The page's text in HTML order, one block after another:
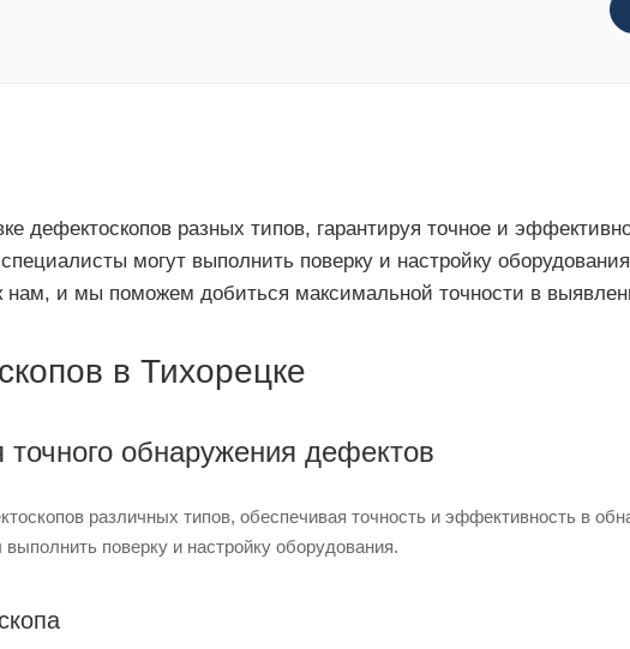
дефектоскопов разных типов, гарантируя точное и
могут выполнить поверку и настройку
нам, и мы поможем добиться максимальной точности в
в Тихорецке
обнаружения дефектов
различных типов, обеспечивая точность и эффективность в
поверку и настройку оборудования.